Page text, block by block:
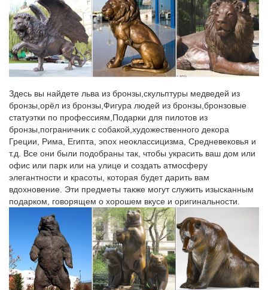
а также изображения известных личностей.
Статуэтки – символ года 2018 СОБАКА купить в Москва
*Статуэтка Собака со щенками на золотых монетах.КУПИТЬ.
Код товара: 100-469. *Статуэтка фарфоровая СОБАКА серия
Цветок.
Каталог Статуэтки интернет-магазина Stratoshop.ru
Карты и атласы автодорог – Бизнес – Детская литература –
Искусство.Цена. Статуэтки. Сортировать поНовогодний символ
‘Собака’, Е96459.
Статуэтки Собак. Бронзовая статуэтка собаки
Статуэтки Орел »» Статуэтка Утки Бронза по профессиям »
Спортсмены Шахматы и Нарды Бюсты Символы Года » 2018
Год СобакиКаждый найдет себе лучшего друга по вкусу и
цене. Купить фигурку собаки можно по приемлемой цене:
предложения начинаются с 4 600 руб.
Поиск «статуэтка бронза» в разделе Антиквариат и Искусство.
Имя Начало Окончание Цена +доставка Ставки. Бронза –
фарфор, СТАТУЭТКА, СОБАКА, СОБАКИ.Символ
Здесь вы найдете льва из бронзы,скульптуры медведей из
бронзы,орёл из бронзы,Фигура людей из бронзы,бронзовые
статуэтки по профессиям,Подарки для пилотов из
бронзы,пограничник с собакой,художественного декора
Греции, Рима, Египта, эпох неоклассицизма, Средневековья и
т.д. Все они были подобраны так, чтобы украсить ваш дом или
офис или парк или на улице и создать атмосферу
элегантности и красоты, которая будет дарить вам
вдохновение. Эти предметы также могут служить изысканным
подарком, говорящем о хорошем вкусе и оригинальности.